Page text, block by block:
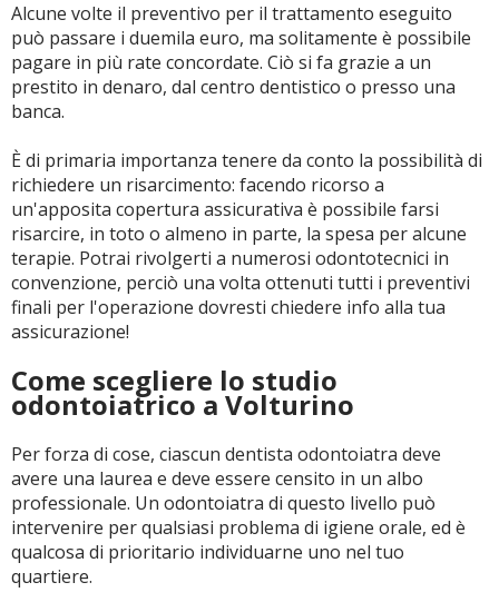
Alcune volte il preventivo per il trattamento eseguito
può passare i duemila euro, ma solitamente è possibile
pagare in più rate concordate. Ciò si fa grazie a un
prestito in denaro, dal centro dentistico o presso una
banca.
È di primaria importanza tenere da conto la possibilità di
richiedere un risarcimento: facendo ricorso a
un'apposita copertura assicurativa è possibile farsi
risarcire, in toto o almeno in parte, la spesa per alcune
terapie. Potrai rivolgerti a numerosi odontotecnici in
convenzione, perciò una volta ottenuti tutti i preventivi
finali per l'operazione dovresti chiedere info alla tua
assicurazione!
Come scegliere lo studio
odontoiatrico a Volturino
Per forza di cose, ciascun dentista odontoiatra deve
avere una laurea e deve essere censito in un albo
professionale. Un odontoiatra di questo livello può
intervenire per qualsiasi problema di igiene orale, ed è
qualcosa di prioritario individuarne uno nel tuo
quartiere.